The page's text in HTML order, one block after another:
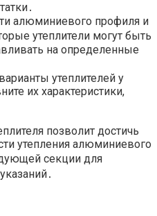
алюминиевого профиля и
утеплители могут быть
на определенные
утеплителей у
их характеристики,
позволит достичь
утепления алюминиевого
секции для